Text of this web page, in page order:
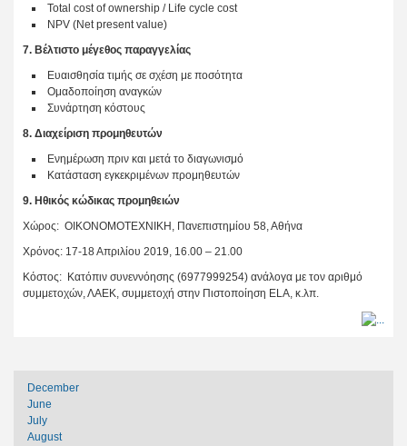
Total cost of ownership / Life cycle cost
NPV (Net present value)
7. Βέλτιστο μέγεθος παραγγελίας
Ευαισθησία τιμής σε σχέση με ποσότητα
Ομαδοποίηση αναγκών
Συνάρτηση κόστους
8. Διαχείριση προμηθευτών
Ενημέρωση πριν και μετά το διαγωνισμό
Κατάσταση εγκεκριμένων προμηθευτών
9. Ηθικός κώδικας προμηθειών
Χώρος: ΟΙΚΟΝΟΜΟΤΕΧΝΙΚΗ, Πανεπιστημίου 58, Αθήνα
Χρόνος: 17-18 Απριλίου 2019, 16.00 – 21.00
Κόστος: Κατόπιν συνεννόησης (6977999254) ανάλογα με τον αριθμό
συμμετοχών, ΛΑΕΚ, συμμετοχή στην Πιστοποίηση ΕLA, κ.λπ.
December
June
July
August